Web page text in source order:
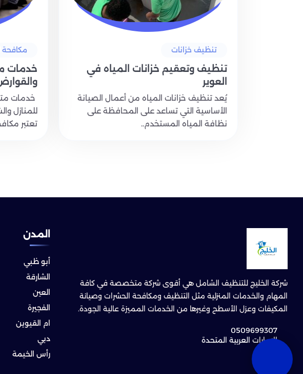
تنظيف خزانات
تنظيف وتعقيم خزانات المياه في
العوير
يُعد تنظيف خزانات المياه من أعمال الصيانة
الأساسية التي تساعد على المحافظة على
نظافة المياه المستخدم..
مكافحة
خدمات
فعال
خدمات
للمنازل
تعتبر
شركة الخليج للتنظيف الشامل هي أقوى شركة متخصصة في كافة
المهام والخدمات المنزلية مثل التنظيف ومكافحة الحشرات وصيانة
المكيفات وعزل الأسطح وغيرها من الخدمات المميزة عالية الجودة.
0509699307
الإمارات العربية المتحدة
المدن
أبو ظبي
الشارقة
العين
الفجيرة
ام القيوين
دبي
رأس الخيمة